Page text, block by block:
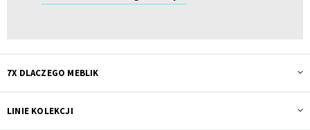
7X DLACZEGO MEBLIK
LINIE KOLEKCJI